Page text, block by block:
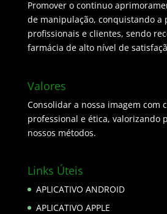
Promover o continuo
de manipulação, conquistando a
profissionais e clientes, sendo
farmácia de alto nível de
Valores
Consolidar a nossa imagem com
professional e ética, valorizando
nossos métodos.
Links Úteis
APLICATIVO ANDROID
APLICATIVO APPLE